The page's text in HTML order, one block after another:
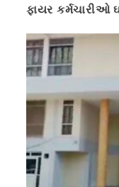
ફાયર કર્મચારીઓ